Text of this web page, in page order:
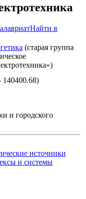
Найти в
(старая группа
140400.68)
и городского
источники
и системы